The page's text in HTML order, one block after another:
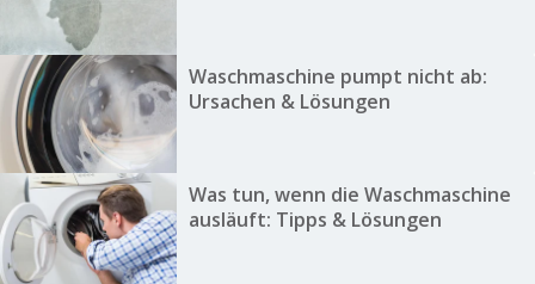
Waschmaschine pumpt nicht ab:
Ursachen & Lösungen
Was tun, wenn die Waschmaschine
ausläuft: Tipps & Lösungen